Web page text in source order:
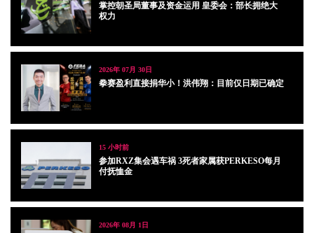
掌控朝圣局董事及资金运用 皇委会：部长拥绝大
权力
2026年 07月 30日
拳赛盈利直接捐华小！洪伟翔：目前仅日期已确定
15 小时前
参加RXZ集会遇车祸 3死者家属获PERKESO每月
付抚恤金
2026年 08月 1日